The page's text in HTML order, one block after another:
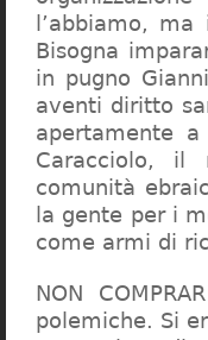
l’abbiamo,
Bisogna
in pugno
aventi diritto
apertamente
Caracciolo, il
comunità
la gente per i
come armi di
NON
polemiche. Si